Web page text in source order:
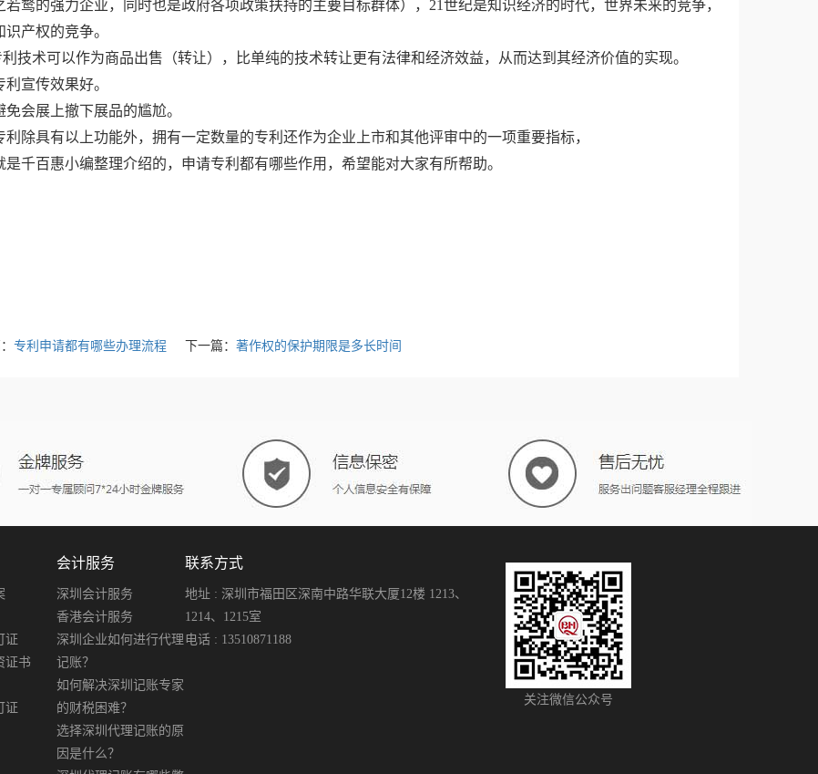
若鹜的强力企业，同时也是政府各项政策扶持的主要目标群体），21世纪是知识经济的时代，世界未来的竞争，
识产权的竞争。
利技术可以作为商品出售（转让），比单纯的技术转让更有法律和经济效益，从而达到其经济价值的实现。
利宣传效果好。
免会展上撤下展品的尴尬。
利除具有以上功能外，拥有一定数量的专利还作为企业上市和其他评审中的一项重要指标，
是千百惠小编整理介绍的，申请专利都有哪些作用，希望能对大家有所帮助。
专利申请都有哪些办理流程下一篇： 著作权的保护期限是多长时间
证
证书
证
会计服务
深圳会计服务
香港会计服务
深圳企业如何进行代理
记账？
如何解决深圳记账专家
的财税困难？
选择深圳代理记账的原
因是什么？
联系方式
地址 : 深圳市福田区深南中路华联大厦12楼 1213、
1214、1215室
电话 : 13510871188
关注微信公众号